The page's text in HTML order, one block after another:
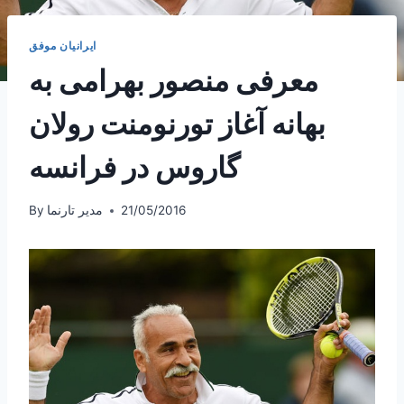
ایرانیان موفق
معرفی منصور بهرامی به
بهانه آغاز تورنومنت رولان
گاروس در فرانسه
By مدیر تارنما 21/05/2016